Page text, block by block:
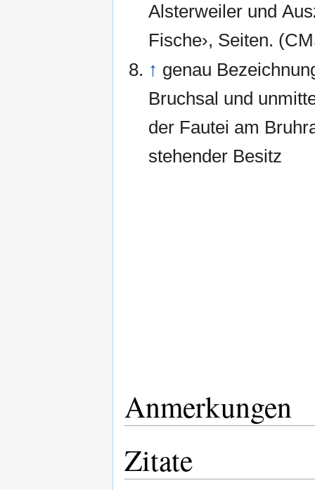
Alsterweiler und
Fische›, Seiten.
↑ genau
Bruchsal und
der Fautei am
stehender Besitz
Anmerkungen
Zitate